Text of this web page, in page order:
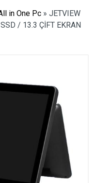
in One Pc » JETVIEW
/ 13.3 ÇİFT EKRAN